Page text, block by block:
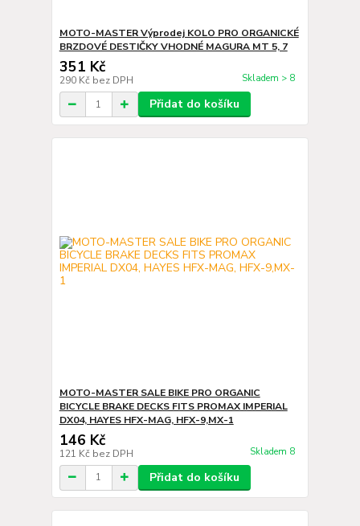
MOTO-MASTER Výprodej KOLO PRO ORGANICKÉ
BRZDOVÉ DESTIČKY VHODNÉ MAGURA MT 5, 7
351 Kč
290 Kč bez DPH Skladem > 8
Přidat do košíku
MOTO-MASTER SALE BIKE PRO ORGANIC
BICYCLE BRAKE DECKS FITS PROMAX IMPERIAL
DX04, HAYES HFX-MAG, HFX-9,MX-1
146 Kč
121 Kč bez DPH Skladem 8
Přidat do košíku